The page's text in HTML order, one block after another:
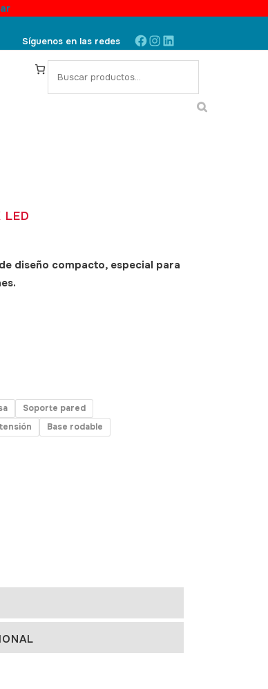
Síguenos en las redes Facebook
Instagram
LinkedIn
S
LED
diseño compacto, especial para
Soporte pared
Base rodable